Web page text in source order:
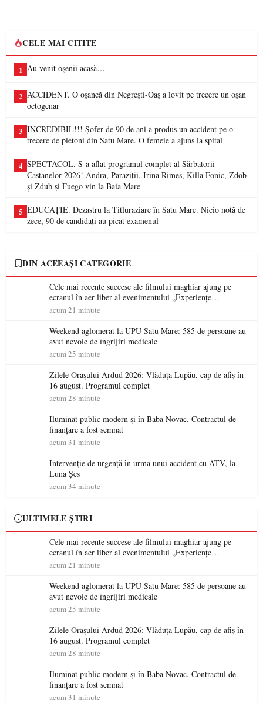
CELE MAI CITITE
1 Au venit oșenii acasă…
2 ACCIDENT. O oșancă din Negrești-Oaș a lovit pe trecere un oșan
octogenar
3 INCREDIBIL!!! Șofer de 90 de ani a produs un accident pe o
trecere de pietoni din Satu Mare. O femeie a ajuns la spital
4 SPECTACOL. S-a aflat programul complet al Sărbătorii
Castanelor 2026! Andra, Paraziții, Irina Rimes, Killa Fonic, Zdob
și Zdub și Fuego vin la Baia Mare
5 EDUCAȚIE. Dezastru la Titluraziare în Satu Mare. Nicio notă de
zece, 90 de candidați au picat examenul
DIN ACEEAȘI CATEGORIE
Cele mai recente succese ale filmului maghiar ajung pe
ecranul în aer liber al evenimentului „Experiențe
cinematografice Partium”
acum 21 minute
Weekend aglomerat la UPU Satu Mare: 585 de persoane au
avut nevoie de îngrijiri medicale
acum 25 minute
Zilele Orașului Ardud 2026: Vlăduța Lupău, cap de afiș în
16 august. Programul complet
acum 28 minute
Iluminat public modern și în Baba Novac. Contractul de
finanțare a fost semnat
acum 31 minute
Intervenție de urgență în urma unui accident cu ATV, la
Luna Șes
acum 34 minute
ULTIMELE ȘTIRI
Cele mai recente succese ale filmului maghiar ajung pe
ecranul în aer liber al evenimentului „Experiențe
cinematografice Partium”
acum 21 minute
Weekend aglomerat la UPU Satu Mare: 585 de persoane au
avut nevoie de îngrijiri medicale
acum 25 minute
Zilele Orașului Ardud 2026: Vlăduța Lupău, cap de afiș în
16 august. Programul complet
acum 28 minute
Iluminat public modern și în Baba Novac. Contractul de
finanțare a fost semnat
acum 31 minute